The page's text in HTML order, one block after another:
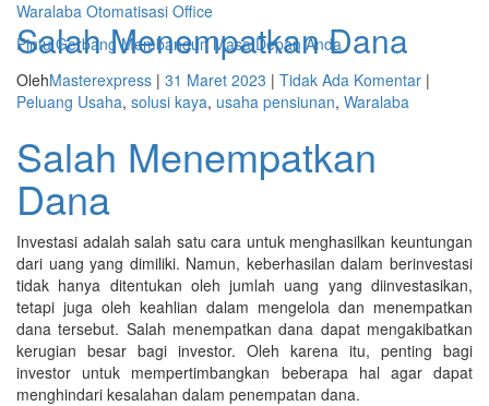
Waralaba Otomatisasi Office
Pintu Gerbang Membangun Masa Depan Anda
Navigasi
Salah Menempatkan Dana
OlehMasterexpress | 31 Maret 2023 | Tidak Ada Komentar |
Peluang Usaha, solusi kaya, usaha pensiunan, Waralaba
Salah Menempatkan
Dana
Investasi adalah salah satu cara untuk menghasilkan keuntungan
dari uang yang dimiliki. Namun, keberhasilan dalam berinvestasi
tidak hanya ditentukan oleh jumlah uang yang diinvestasikan,
tetapi juga oleh keahlian dalam mengelola dan menempatkan
dana tersebut. Salah menempatkan dana dapat mengakibatkan
kerugian besar bagi investor. Oleh karena itu, penting bagi
investor untuk mempertimbangkan beberapa hal agar dapat
menghindari kesalahan dalam penempatan dana.